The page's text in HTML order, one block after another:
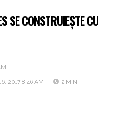
SE CONSTRUIEȘTE CU
2017 8:46 AM 2 MIN